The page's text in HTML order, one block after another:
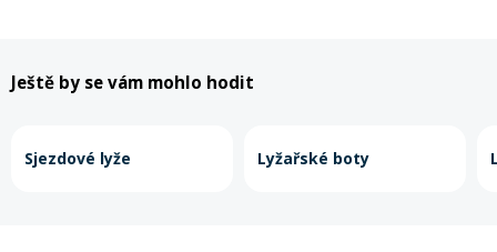
Ještě by se vám mohlo hodit
Sjezdové lyže Lyžařské boty